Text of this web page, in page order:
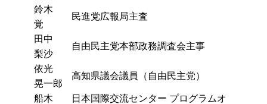
鈴木
覚
民進党広報局主査
田中
梨沙
自由民主党本部政務調査会主事
依光
晃一郎
高知県議会議員（自由民主党）
船木
日本国際交流センター プログラムオ